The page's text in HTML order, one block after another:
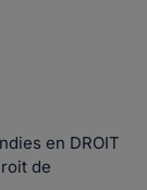
en DROIT
de